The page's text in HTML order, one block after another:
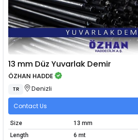
13 mm Düz Yuvarlak Demir
ÖZHAN HADDE
TR Denizli
Contact Us
Size
13 mm
Length
6 mt